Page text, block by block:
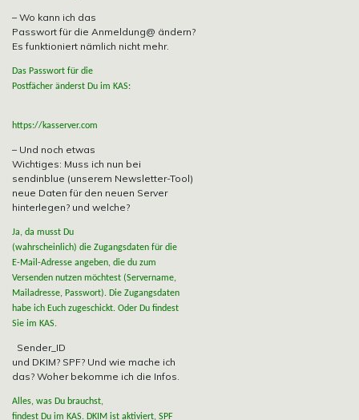
– Wo kann ich das
Passwort für die Anmeldung@ ändern?
Es funktioniert nämlich nicht mehr.
Das Passwort für die
Postfächer änderst Du im KAS:
https://kasserver.com
– Und noch etwas
Wichtiges: Muss ich nun bei
sendinblue (unserem Newsletter-Tool)
neue Daten für den neuen Server
hinterlegen? und welche?
Ja, da musst Du
(wahrscheinlich) die Zugangsdaten für die
E-Mail-Adresse angeben, die du zum
Versenden nutzen möchtest (Servername,
Mailadresse, Passwort). Die Zugangsdaten
habe ich Euch zugeschickt. Oder Du findest
Sie im KAS.
Sender_ID
und DKIM? SPF? Und wie mache ich
das? Woher bekomme ich die Infos.
Alles, was Du brauchst,
findest Du im KAS. DKIM ist aktiviert, SPF